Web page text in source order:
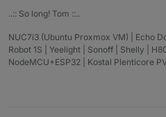
..:: So long! Tom ::..
NUC7i3 (Ubuntu Proxmox VM) | Echo
Robot 1S | Yeelight | Sonoff | Shelly |
NodeMCU+ESP32 | Kostal Plenticore